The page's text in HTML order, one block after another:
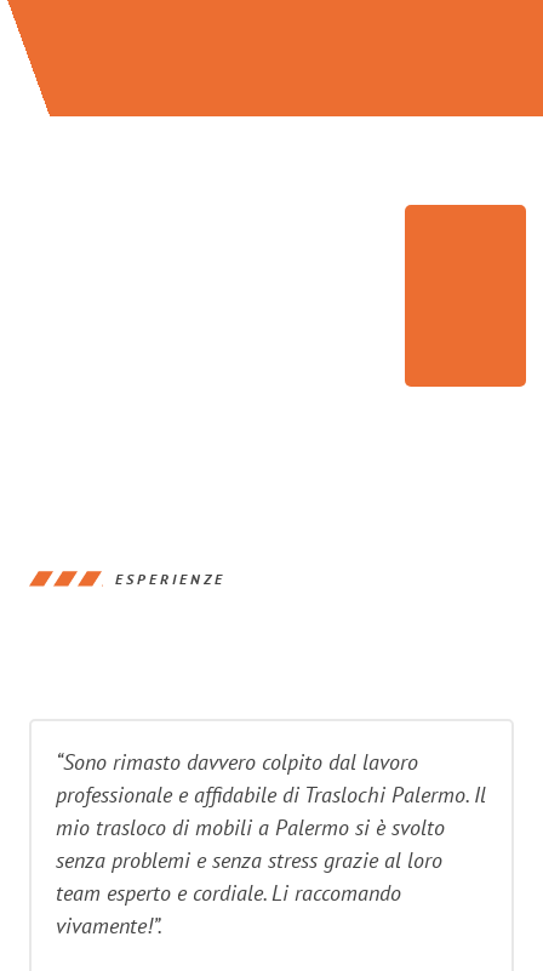
ESPERIENZE
“Sono rimasto davvero colpito dal lavoro
professionale e affidabile di Traslochi Palermo. Il
mio trasloco di mobili a Palermo si è svolto
senza problemi e senza stress grazie al loro
team esperto e cordiale. Li raccomando
vivamente!”.